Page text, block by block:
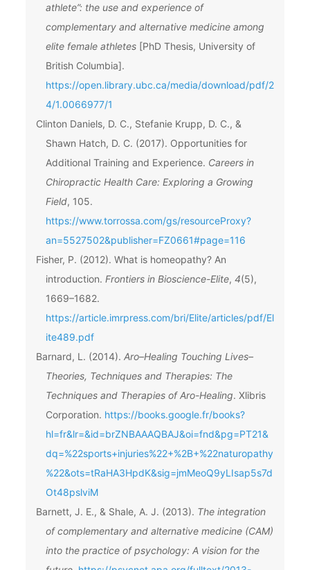
athlete”: the use and experience of
complementary and alternative medicine among
elite female athletes[PhD Thesis, University of
British Columbia].
https://open.library.ubc.ca/media/download/pdf/2
4/1.0066977/1
Clinton Daniels, D. C., Stefanie Krupp, D. C., &
Shawn Hatch, D. C. (2017). Opportunities for
Additional Training and Experience. Careers in
Chiropractic Health Care: Exploring a Growing
Field, 105.
https://www.torrossa.com/gs/resourceProxy?
an=5527502&publisher=FZ0661#page=116
Fisher, P. (2012). What is homeopathy? An
introduction. Frontiers in Bioscience-Elite, 4(5),
1669–1682.
https://article.imrpress.com/bri/Elite/articles/pdf/El
ite489.pdf
Barnard, L. (2014). Aro–Healing Touching Lives–
Theories, Techniques and Therapies: The
Techniques and Therapies of Aro-Healing. Xlibris
Corporation. https://books.google.fr/books?
hl=fr&lr=&id=brZNBAAAQBAJ&oi=fnd&pg=PT21&
dq=%22sports+injuries%22+%2B+%22naturopathy
%22&ots=tRaHA3HpdK&sig=jmMeoQ9yLIsap5s7d
Ot48pslviM
Barnett, J. E., & Shale, A. J. (2013). The integration
of complementary and alternative medicine (CAM)
into the practice of psychology: A vision for the